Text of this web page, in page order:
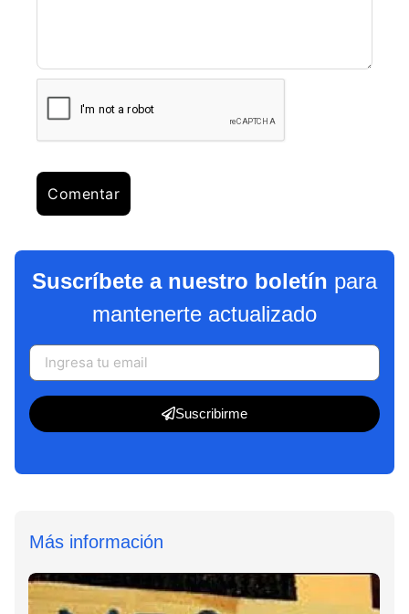
Suscríbete a nuestro boletín para
mantenerte actualizado
Suscribirme
Más información